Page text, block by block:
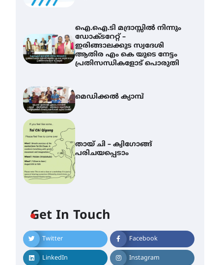
ഐ.ഐ.ടി മദ്രാസ്സിൽ നിന്നും
ഡോക്ടറേറ്റ് –
ഇരിങ്ങാലക്കുട സ്വദേശി
ആതിര എം കെ യുടെ നേട്ടം
പ്രതിസന്ധികളോട് പൊരുതി
മെഡിക്കൽ ക്യാമ്പ്
തായ് ചി – ക്വിഗോങ്ങ്
പരിചയപ്പെടാം
Get In Touch
Twitter Facebook
LinkedIn Instagram